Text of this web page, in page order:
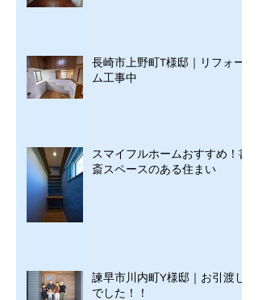
長崎市上野町T様邸｜リフォー
ム工事中
スマイフルホームおすすめ！書
斎スペースのある住まい
諫早市川内町Y様邸｜お引渡し
でした！！